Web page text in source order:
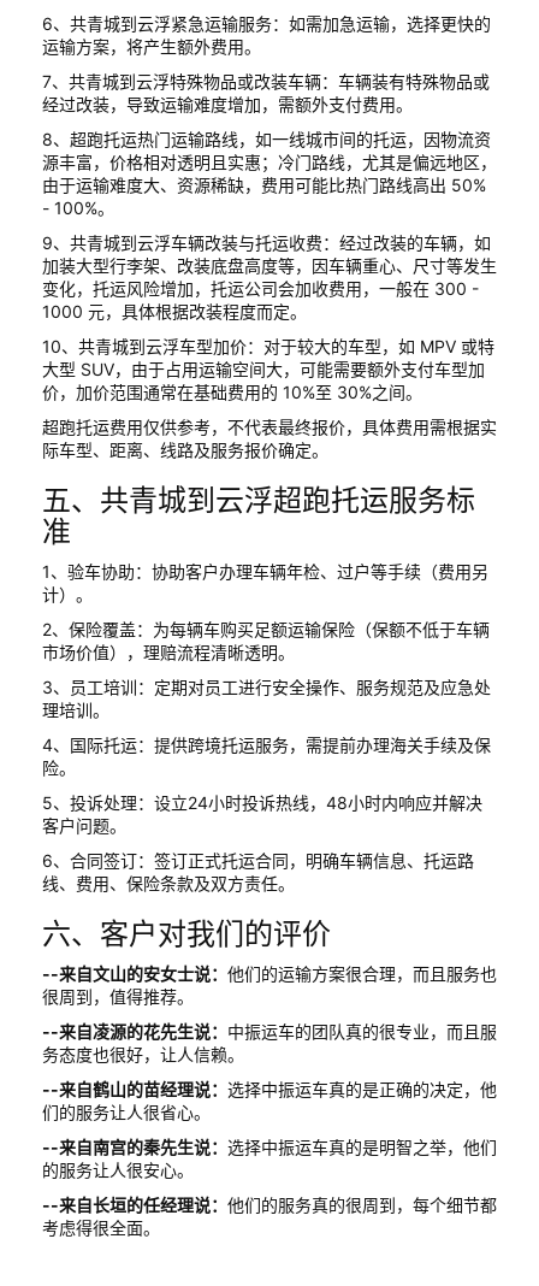
6、共青城到云浮紧急运输服务：如需加急运输，选择更快的
运输方案，将产生额外费用。
7、共青城到云浮特殊物品或改装车辆：车辆装有特殊物品或
经过改装，导致运输难度增加，需额外支付费用。
8、超跑托运热门运输路线，如一线城市间的托运，因物流资
源丰富，价格相对透明且实惠；冷门路线，尤其是偏远地区，
由于运输难度大、资源稀缺，费用可能比热门路线高出 50%
- 100%。
9、共青城到云浮车辆改装与托运收费：经过改装的车辆，如
加装大型行李架、改装底盘高度等，因车辆重心、尺寸等发生
变化，托运风险增加，托运公司会加收费用，一般在 300 -
1000 元，具体根据改装程度而定。
10、共青城到云浮车型加价：对于较大的车型，如 MPV 或特
大型 SUV，由于占用运输空间大，可能需要额外支付车型加
价，加价范围通常在基础费用的 10%至 30%之间。
超跑托运费用仅供参考，不代表最终报价，具体费用需根据实
际车型、距离、线路及服务报价确定。
五、共青城到云浮超跑托运服务标
准
1、验车协助：协助客户办理车辆年检、过户等手续（费用另
计）。
2、保险覆盖：为每辆车购买足额运输保险（保额不低于车辆
市场价值），理赔流程清晰透明。
3、员工培训：定期对员工进行安全操作、服务规范及应急处
理培训。
4、国际托运：提供跨境托运服务，需提前办理海关手续及保
险。
5、投诉处理：设立24小时投诉热线，48小时内响应并解决
客户问题。
6、合同签订：签订正式托运合同，明确车辆信息、托运路
线、费用、保险条款及双方责任。
六、客户对我们的评价
--来自文山的安女士说： 他们的运输方案很合理，而且服务也
很周到，值得推荐。
--来自凌源的花先生说： 中振运车的团队真的很专业，而且服
务态度也很好，让人信赖。
--来自鹤山的苗经理说： 选择中振运车真的是正确的决定，他
们的服务让人很省心。
--来自南宫的秦先生说： 选择中振运车真的是明智之举，他们
的服务让人很安心。
--来自长垣的任经理说： 他们的服务真的很周到，每个细节都
考虑得很全面。